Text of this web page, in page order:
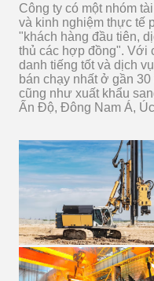
Công ty có một nhóm
và kinh nghiệm thực tế
"khách hàng đầu tiên,
thủ các hợp đồng". Với
danh tiếng tốt và dịch
bán chạy nhất ở gần
cũng như xuất khẩu
Ấn Độ, Đông Nam Á,